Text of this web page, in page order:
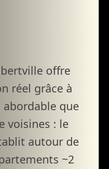
offre
réel grâce à
abordable que
voisines : le
autour de
~2